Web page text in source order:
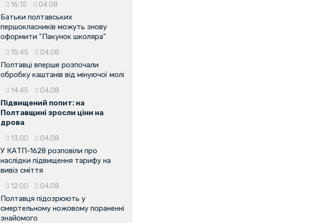
16:15 04.08
Батьки полтавських
першокласників можуть знову
оформити "Пакунок школяра"
15:45 04.08
Полтавці вперше розпочали
обробку каштанів від мінуючої молі
14:45 04.08
Підвищений попит: на
Полтавщині зросли ціни на
дрова
13:00 04.08
У КАТП-1628 розповіли про
наслідки підвищення тарифу на
вивіз сміття
12:00 04.08
Полтавця підозрюють у
смертельному ножовому пораненні
знайомого